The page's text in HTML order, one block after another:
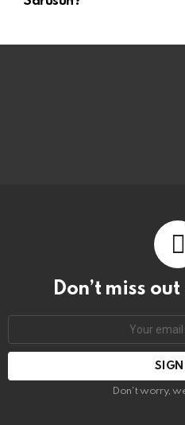
Don’t miss
Don't worry,